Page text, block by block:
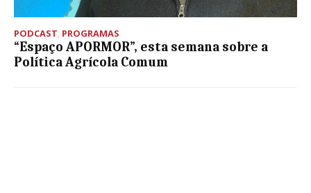
PODCAST, PROGRAMAS
“Espaço APORMOR”, esta semana sobre a
Política Agrícola Comum